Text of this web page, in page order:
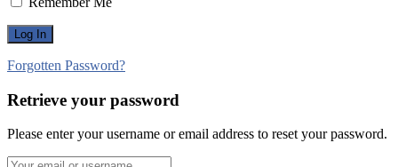
Forgotten Password?
Retrieve your password
Please enter your username or email address to reset your password.